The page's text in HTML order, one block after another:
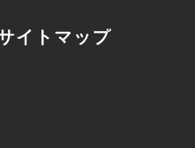
イトマップ